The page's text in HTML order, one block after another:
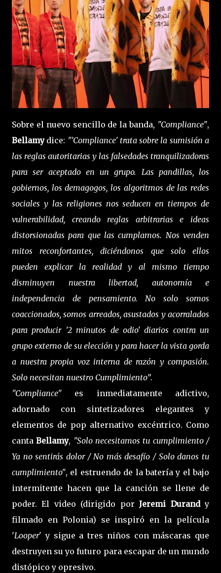
Sobre el nuevo sencillo de la banda, "Compliance",
Bellamy dice: "'Compliance' trata sobre la sumisión a
las reglas autoritarias y las falsedades tranquilizadoras
para ser aceptado en un grupo. Las pandillas, los
gobiernos, los demagogos, los algoritmos de las redes
sociales y las religiones nos seducen en tiempos de
vulnerabilidad, creando reglas arbitrarias e ideas
distorsionadas para que las cumplamos. Nos venden
mitos reconfortantes, diciéndonos que solo ellos
pueden explicar la realidad y al mismo tiempo
disminuyen nuestra libertad, autonomía e
independencia de pensamiento. No solo somos
coaccionados, somos arreados, asustados y acorralados
para producir '2 minutos de odio' diarios contra un
grupo externo de su elección y para hacer la vista gorda
a nuestra propia voz interna de razón y compasión.
Solo necesitan nuestro Cumplimiento”.
"Compliance" es inmediatamente adictivo,
adornado con sintetizadores elegantes y
elementos de pop alternativo excéntrico. Como
cantaBellamy, "Solo necesitamos tu cumplimiento /
Ya no sentirás dolor / No más desafío / Solo danos tu
cumplimiento", el estruendo de la batería y el bajo
intermitente hacen que la canción se llene de
poder. El video (dirigido porJeremi Durandy
filmado en Polonia) se inspiró en la película
'Looper' y sigue a tres niños con máscaras que
destruyen su yo futuro para escapar de un mundo
distópico y opresivo.